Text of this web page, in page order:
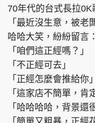
70年代的台式長拉0K
「最近沒生意，被
哈哈大笑，紛紛留言：
「咱們這正經嗎？」
「不正經可去」
「正經怎麼會推給你」
「這家店不簡單，肯
「哈哈哈哈，背景還